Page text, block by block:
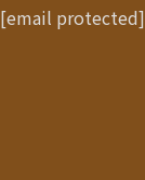
[email protected]